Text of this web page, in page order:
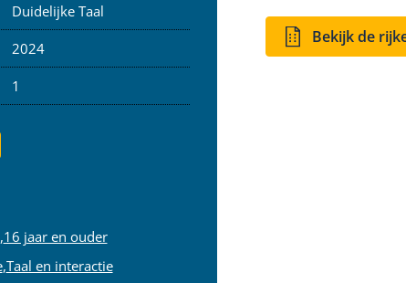
Duidelijke Taal
2024
1
,16 jaar en ouder
,Taal en interactie
Bekijk de